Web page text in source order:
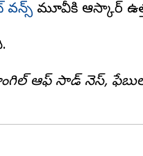
వన్స్ మూవీకి ఆస్కార్
ఆఫ్ సాడ్ నెస్,